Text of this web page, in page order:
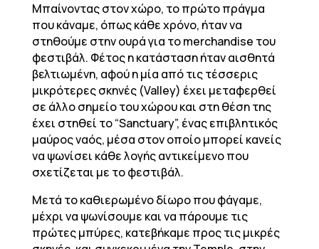
Μπαίνοντας στον χώρο, το πρώτο πράγμα
που κάναμε, όπως κάθε χρόνο, ήταν να
στηθούμε στην ουρά για το merchandise του
φεστιβάλ. Φέτος η κατάσταση ήταν αισθητά
βελτιωμένη, αφού η μία από τις τέσσερις
μικρότερες σκηνές (Valley) έχει μεταφερθεί
σε άλλο σημείο του χώρου και στη θέση της
έχει στηθεί το “Sanctuary”, ένας επιβλητικός
μαύρος ναός, μέσα στον οποίο μπορεί κανείς
να ψωνίσει κάθε λογής αντικείμενο που
σχετίζεται με το φεστιβάλ.
Μετά το καθιερωμένο δίωρο που φάγαμε,
μέχρι να ψωνίσουμε και να πάρουμε τις
πρώτες μπύρες, κατεβήκαμε προς τις μικρές